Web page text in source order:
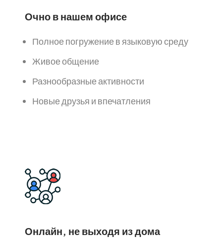
Очно в нашем офисе
Полное погружение в языковую среду
Живое общение
Разнообразные активности
Новые друзья и впечатления
Онлайн, не выходя из дома